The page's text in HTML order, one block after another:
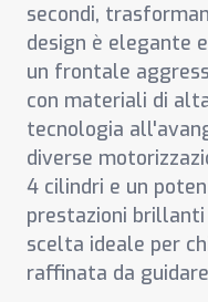
secondi,
design è elegante
un frontale
con materiali di
tecnologia
diverse
4 cilindri e un
prestazioni
scelta ideale per
raffinata da